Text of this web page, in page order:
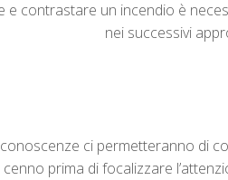
e contrastare un incendio è
nei successivi
ci permetteranno di
prima di focalizzare